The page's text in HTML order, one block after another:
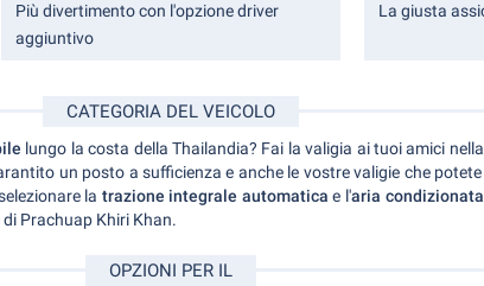
Più divertimento con l'opzione driver
aggiuntivo
La giusta
CATEGORIA DEL VEICOLO
lungo la costa della Thailandia? Fai la valigia ai tuoi amici
un posto a sufficienza e anche le vostre valigie che
la trazione integrale automatica e l'aria condizionata
Prachuap Khiri Khan.
OPZIONI PER IL